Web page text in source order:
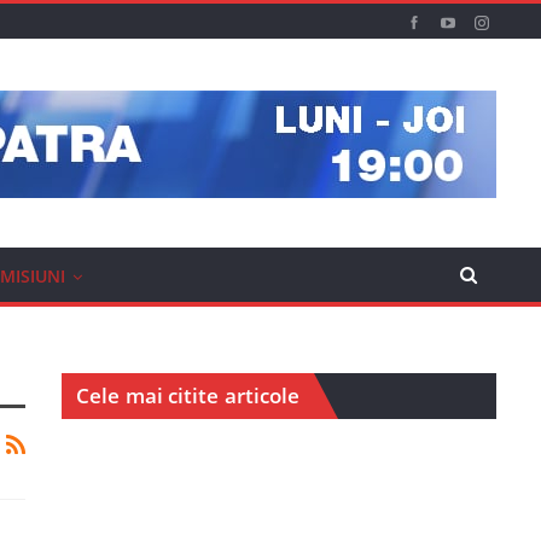
Cele mai citite articole